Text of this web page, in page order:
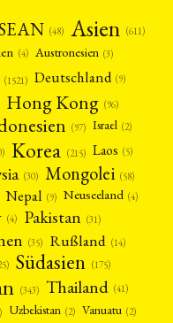
(48) Asien (611)
(4) Austronesien (3)
(1521) Deutschland (9)
Hong Kong (96)
(97) Israel (2)
Korea (215) Laos (5)
(30) Mongolei (58)
Nepal (9) Neuseeland (4)
(4) Pakistan (31)
(35) Rußland (14)
Südasien (175)
(343) Thailand (41)
Uzbekistan (2) Vanuatu (2)